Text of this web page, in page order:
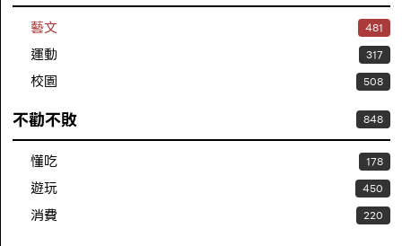
藝文 481
運動 317
校園 508
不勸不敗 848
懂吃 178
遊玩 450
消費 220